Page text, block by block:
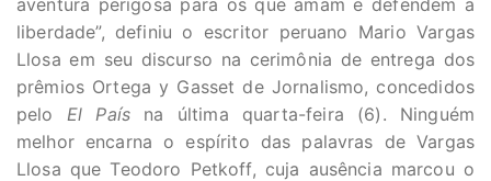
aventura perigosa para os que amam e defendem a
liberdade”, definiu o escritor peruano Mario Vargas
Llosa em seu discurso na cerimônia de entrega dos
prêmios Ortega y Gasset de Jornalismo, concedidos
pelo El País na última quarta-feira (6). Ninguém
melhor encarna o espírito das palavras de Vargas
Llosa que Teodoro Petkoff, cuja ausência marcou o